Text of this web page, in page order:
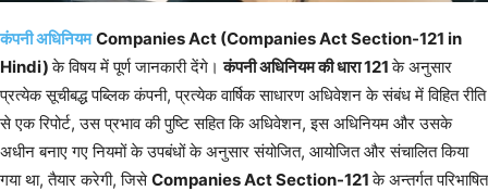
कंपनी अधिनियम Companies Act (Companies Act Section-121 in
Hindi)के विषय में पूर्ण जानकारी देंगे।कंपनी अधिनियम की धारा 121के अनुसार
प्रत्येक सूचीबद्ध पब्लिक कंपनी, प्रत्येक वार्षिक साधारण अधिवेशन के संबंध में विहित रीति
से एक रिपोर्ट, उस प्रभाव की पुष्टि सहित कि अधिवेशन, इस अधिनियम और उसके
अधीन बनाए गए नियमों के उपबंधों के अनुसार संयोजित, आयोजित और संचालित किया
गया था, तैयार करेगी, जिसेCompanies Act Section-121के अन्तर्गत परिभाषित